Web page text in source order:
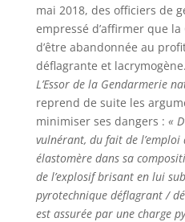
mai 2018, des officiers de
empressé d’affirmer que
d’être abandonnée au
déflagrante et
L’Essor de la Gendarmerie
reprend de suite les
minimiser ses dangers : «
vulnérant, du fait de
élastomère dans sa
de l’explosif brisant en lui
pyrotechnique déflagrant /
est assurée par une charge